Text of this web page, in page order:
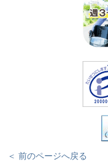
＜ 前のページへ戻る